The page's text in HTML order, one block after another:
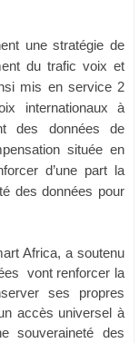
une stratégie de
du trafic voix et
mis en service 2
internationaux à
des données de
située en
d’une part la
des données pour
Africa, a soutenu
vont renforcer la
ses propres
accès universel à
souveraineté des